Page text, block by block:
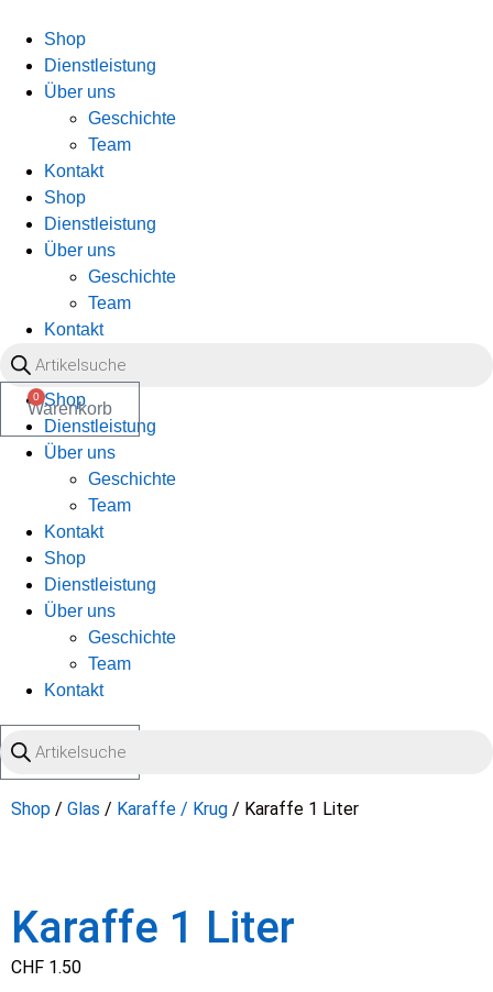
Inhalt
wechseln
Shop
Dienstleistung
Über uns
Geschichte
Team
Kontakt
Shop
Dienstleistung
Über uns
Geschichte
Team
Kontakt
search
0
Warenkorb
OOShop
Dienstleistung
Über uns
Geschichte
Team
Kontakt
Shop
Dienstleistung
Über uns
Geschichte
Team
Kontakt
Warenkorb
OO
search
Shop / Glas / Karaffe / Krug / Karaffe 1 Liter
Karaffe 1 Liter
CHF 1.50